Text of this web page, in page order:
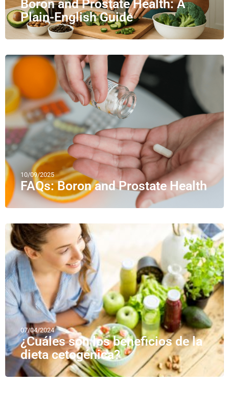
Boron and Prostate Health: A
Plain-English Guide
10/09/2025
FAQs: Boron and Prostate Health
07/04/2024
¿Cuáles son los beneficios de la
dieta cetogénica?